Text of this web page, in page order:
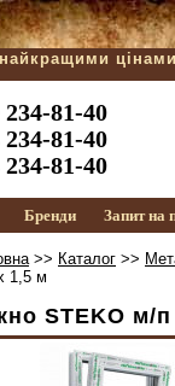
найкращими
234-81-40
234-81-40
234-81-40
Бренди Запит на
>> Каталог >>
1,5 м
STEKO м/